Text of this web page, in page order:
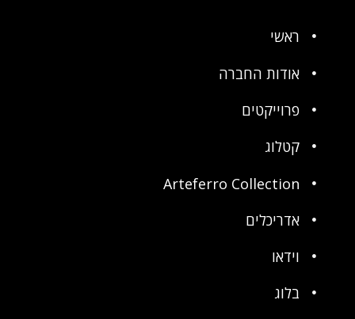
ראשי
אודות החברה
פרוייקטים
קטלוג
Arteferro Collection
אדריכלים
וידאו
בלוג